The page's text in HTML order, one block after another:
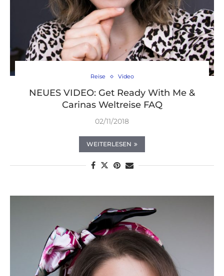
Reise Video
NEUES VIDEO: Get Ready With Me &
Carinas Weltreise FAQ
02/11/2018
WEITERLESEN